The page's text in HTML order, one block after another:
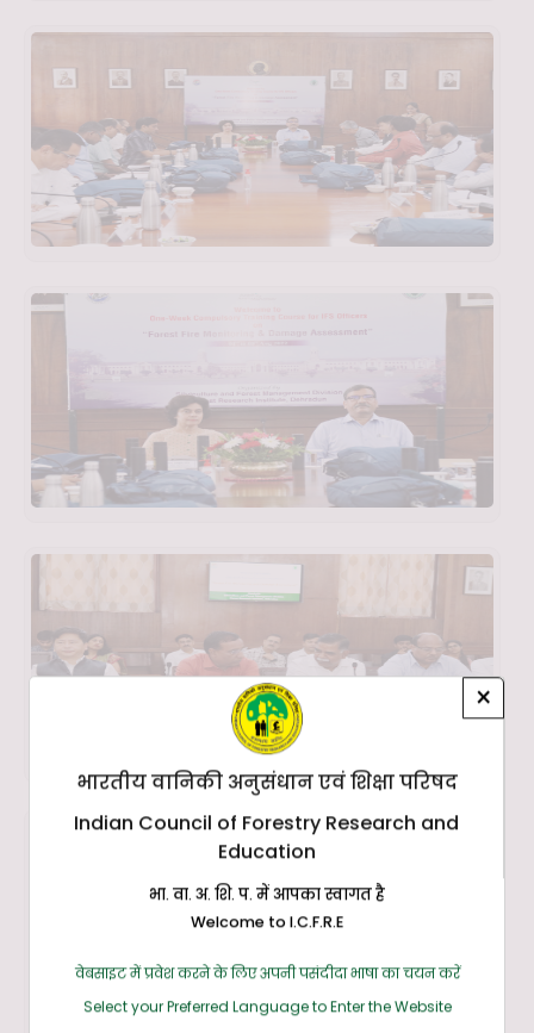
×
भारतीय वानिकी अनुसंधान एवं शिक्षा परिषद
Indian Council of Forestry Research and
Education
भा. वा. अ. शि. प. में आपका स्वागत है
Welcome to I.C.F.R.E
वेबसाइट में प्रवेश करने के लिए अपनी पसंदीदा भाषा का चयन करें
Select your Preferred Language to Enter the Website